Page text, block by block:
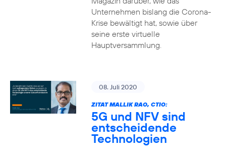
Unternehmen bislang die Corona-
Krise bewältigt hat, sowie über
seine erste virtuelle
Hauptversammlung.
08. Juli 2020
ZITAT MALLIK RAO, CTIO:
5G und NFV sind
entscheidende
Technologien